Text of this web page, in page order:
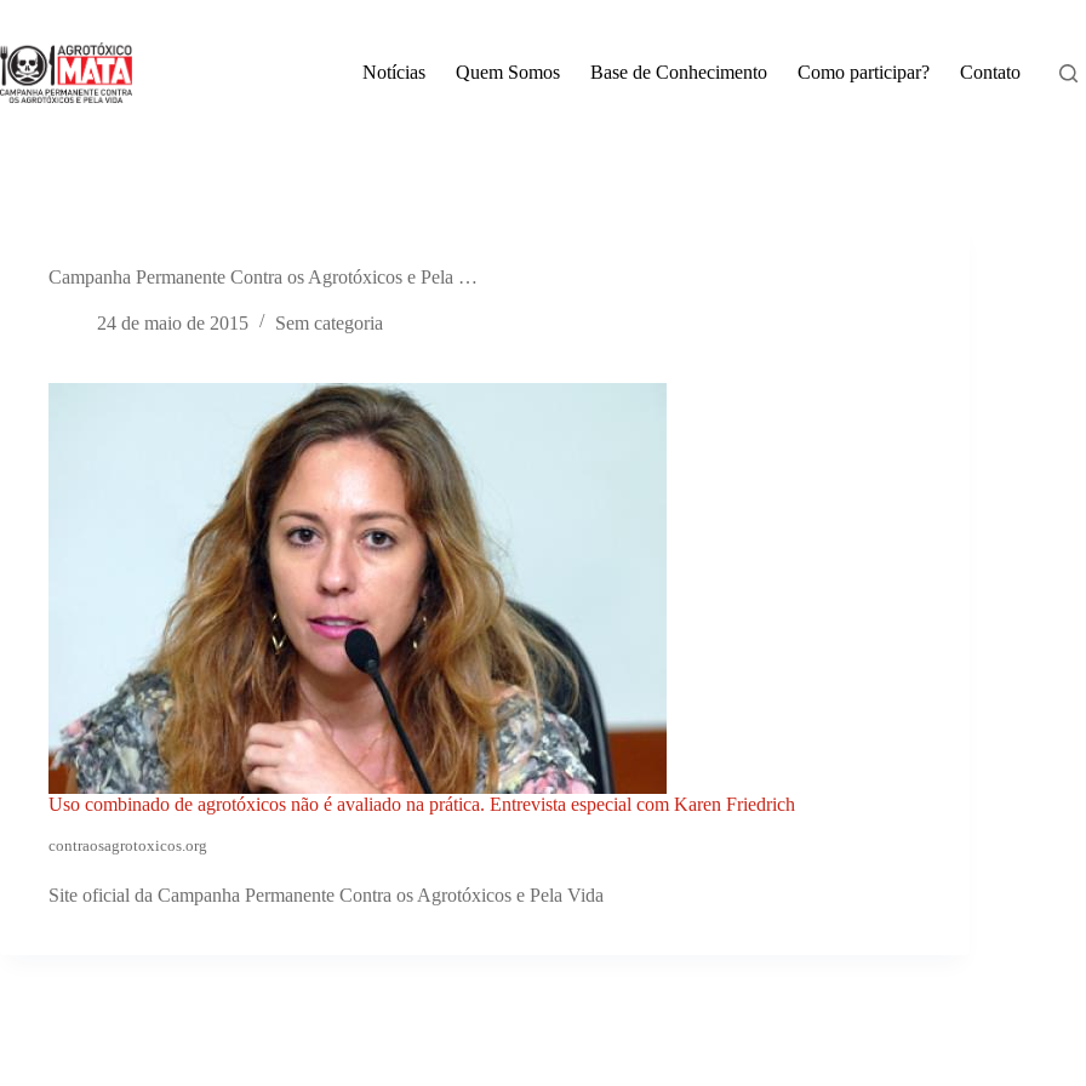
o
conteúdo
Notícias Quem Somos Base de Conhecimento Como participar? Contato
Campanha Permanente Contra os Agrotóxicos e Pela …
24 de maio de 2015 Sem categoria
Uso combinado de agrotóxicos não é avaliado na prática. Entrevista especial com Karen Friedrich
contraosagrotoxicos.org
Site oficial da Campanha Permanente Contra os Agrotóxicos e Pela Vida